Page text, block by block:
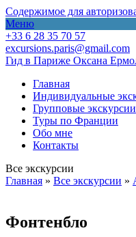
Содержимое для
Меню
+33 6 28 35 70 57
excursions.paris@gmail.com
Гид в Париже Оксана
Главная
Индивидуальные
Групповые экскурсии
Туры по Франции
Обо мне
Контакты
Все экскурсии
Главная » Все экскурсии »
Фонтенбло